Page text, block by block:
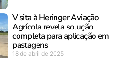
Visita à Heringer Aviação
Agrícola revela solução
completa para aplicação em
pastagens
18 de abril de 2025